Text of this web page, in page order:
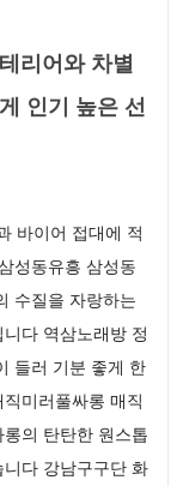
리어와 차별
인기 높은 선
바이어 접대에 적
성동유흥 삼성동
수질을 자랑하는
다 역삼노래방 정
들러 기분 좋게 한
미러풀싸롱 매직
의 탄탄한 원스톱
다 강남구구단 화